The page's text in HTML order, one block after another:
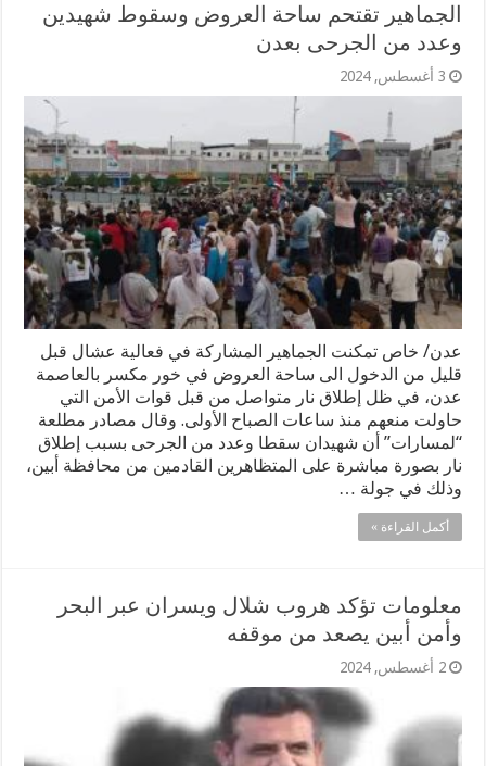
الجماهير تقتحم ساحة العروض وسقوط شهيدين
وعدد من الجرحى بعدن
3 أغسطس, 2024
عدن/ خاص تمكنت الجماهير المشاركة في فعالية عشال قبل
قليل من الدخول الى ساحة العروض في خور مكسر بالعاصمة
عدن، في ظل إطلاق نار متواصل من قبل قوات الأمن التي
حاولت منعهم منذ ساعات الصباح الأولى. وقال مصادر مطلعة
“لمسارات” أن شهيدان سقطا وعدد من الجرحى بسبب إطلاق
نار بصورة مباشرة على المتظاهرين القادمين من محافظة أبين،
وذلك في جولة …
أكمل القراءة »
معلومات تؤكد هروب شلال ويسران عبر البحر
وأمن أبين يصعد من موقفه
2 أغسطس, 2024